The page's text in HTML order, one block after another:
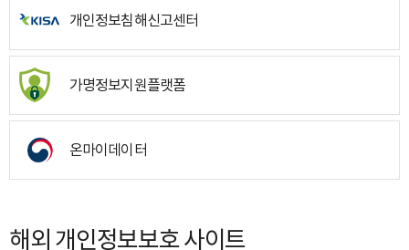
개인정보침해신고센터
가명정보지원플랫폼
온마이데이터
해외 개인정보보호 사이트